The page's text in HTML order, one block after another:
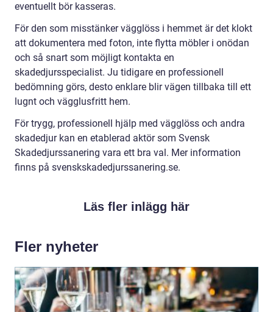
eventuellt bör kasseras.
För den som misstänker vägglöss i hemmet är det klokt
att dokumentera med foton, inte flytta möbler i onödan
och så snart som möjligt kontakta en
skadedjursspecialist. Ju tidigare en professionell
bedömning görs, desto enklare blir vägen tillbaka till ett
lugnt och vägglusfritt hem.
För trygg, professionell hjälp med vägglöss och andra
skadedjur kan en etablerad aktör som Svensk
Skadedjurssanering vara ett bra val. Mer information
finns på svenskskadedjurssanering.se.
Läs fler inlägg här
Fler nyheter